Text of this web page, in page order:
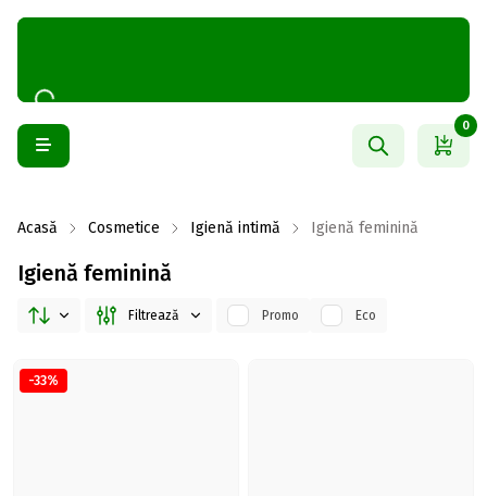
0
Acasă Cosmetice Igienă intimă Igienă feminină
Igienă feminină
Filtrează Promo Eco
-33%